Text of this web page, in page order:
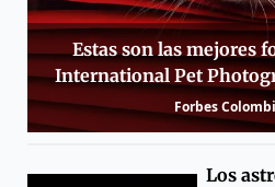
Estas son las mejores
International Pet
Forbes
Los